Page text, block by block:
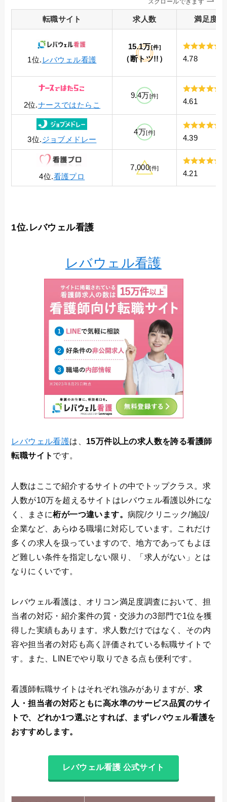
スクロールできます
転職サイト 求人数 満足度
1位. レバウェル看護
15.1万[件]
（断トツ!!） 4.78
2位.ナースではたらこ
9.4万[件]
4.61
3位.ジョブメドレー
4万[件]
4.39
4位.看護プロ
7,000[件]
4.21
1位.レバウェル看護
レバウェル看護
レバウェル看護は、 15万件以上の求人数を誇る看護師
転職サイト です。
人数はここで紹介するサイトの中でトップクラス。求
人数が10万を超えるサイトはレバウェル看護以外にな
く、まさに桁が一つ違います。病院/クリニック/施設/
企業など、あらゆる職場に対応しています。これだけ
多くの求人を扱っていますので、地方であってもよほ
ど難しい条件を指定しない限り、「求人がない」とは
なりにくいです。
レバウェル看護は、オリコン満足度調査において、担
当者の対応・紹介案件の質・交渉力の3部門で1位を獲
得した実績もあります。求人数だけではなく、その内
容や担当者の対応も高く評価されている転職サイトで
す。また、LINEでやり取りできる点も便利です。
看護師転職サイトはそれぞれ強みがありますが、求
人・担当者の対応ともに高水準のサービス品質のサイ
トで、どれか1つ選ぶとすれば、まずレバウェル看護を
おすすめします。
レバウェル看護 公式サイト